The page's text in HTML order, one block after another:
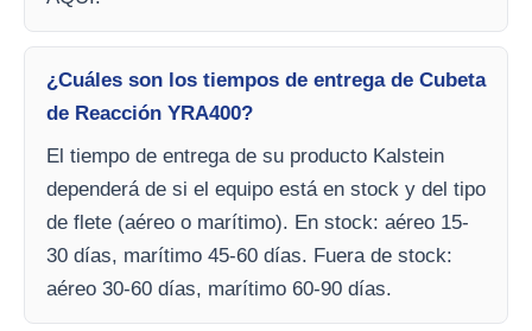
¿Cuáles son los tiempos de entrega de Cubeta
de Reacción YRA400?
El tiempo de entrega de su producto Kalstein
dependerá de si el equipo está en stock y del tipo
de flete (aéreo o marítimo). En stock: aéreo 15-
30 días, marítimo 45-60 días. Fuera de stock:
aéreo 30-60 días, marítimo 60-90 días.